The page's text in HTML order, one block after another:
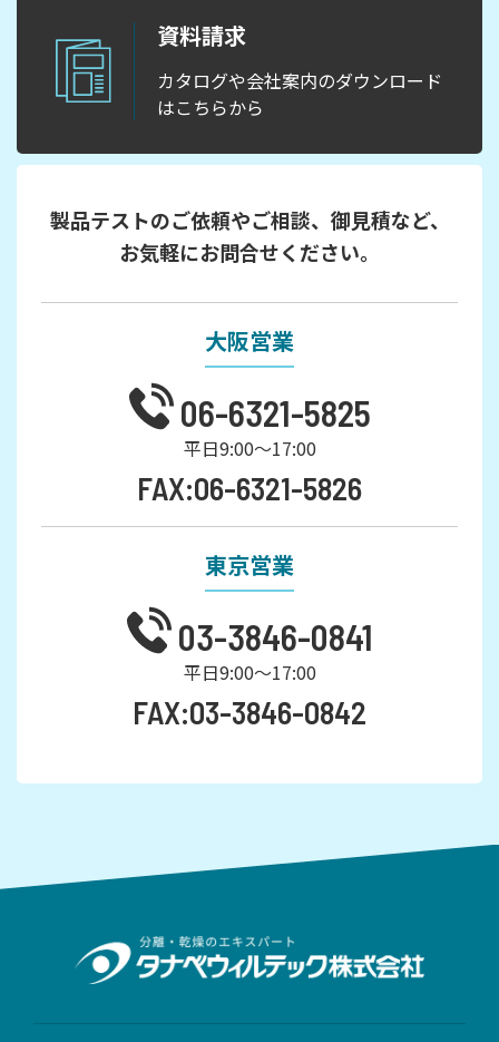
資料請求
カタログや会社案内のダウンロード
はこちらから
製品テストのご依頼やご相談、御見積など、
お気軽にお問合せください。
大阪営業
06-6321-5825
平日9:00～17:00
FAX:06-6321-5826
東京営業
03-3846-0841
平日9:00～17:00
FAX:03-3846-0842